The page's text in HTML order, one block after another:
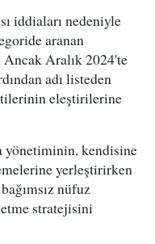
iddiaları nedeniyle
aranan
Aralık 2024'te
adı listeden
eleştirilerine
yönetiminin, kendisine
yerleştirirken
nüfuz
stratejisini